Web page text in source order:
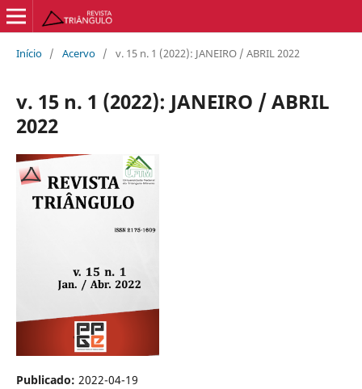
Início / Acervo / v. 15 n. 1 (2022): JANEIRO / ABRIL 2022
v. 15 n. 1 (2022): JANEIRO / ABRIL
2022
Publicado: 2022-04-19